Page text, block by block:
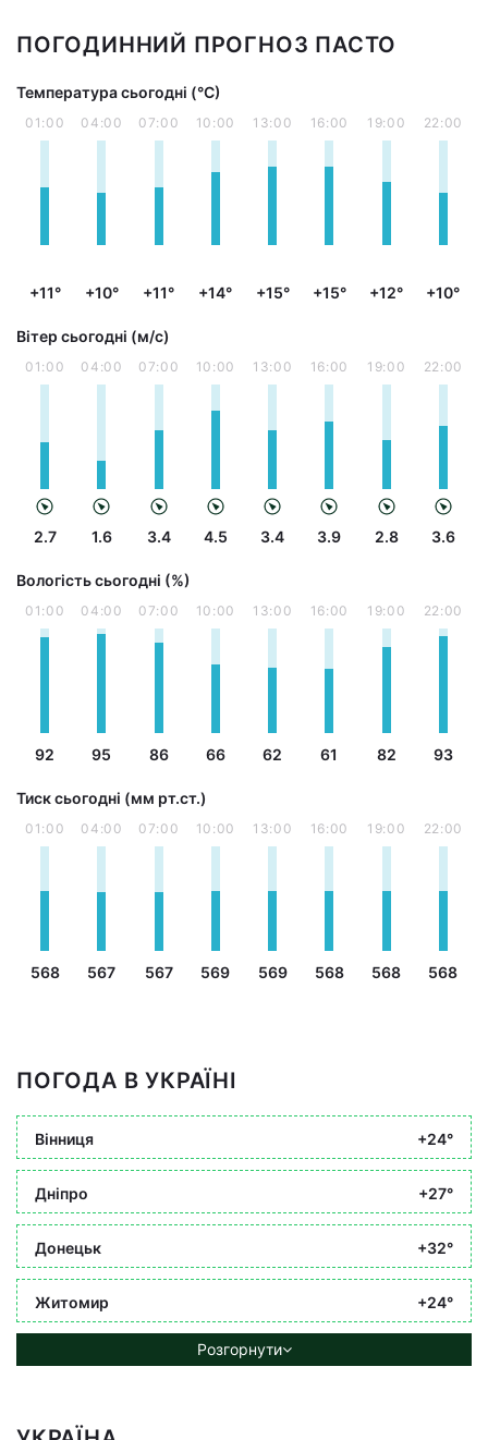
ПОГОДИННИЙ ПРОГНОЗ ПАСТО
Температура сьогодні (°С)
01:00
+11°
04:00
+10°
07:00
+11°
10:00
+14°
13:00
+15°
16:00
+15°
19:00
+12°
22:00
+10°
Вітер сьогодні (м/с)
01:00
2.7
04:00
1.6
07:00
3.4
10:00
4.5
13:00
3.4
16:00
3.9
19:00
2.8
22:00
3.6
Вологість сьогодні (%)
01:00
92
04:00
95
07:00
86
10:00
66
13:00
62
16:00
61
19:00
82
22:00
93
Тиск сьогодні (мм рт.ст.)
01:00
568
04:00
567
07:00
567
10:00
569
13:00
569
16:00
568
19:00
568
22:00
568
ПОГОДА В УКРАЇНІ
Вінниця +24°
Дніпро +27°
Донецьк +32°
Житомир +24°
Розгорнути